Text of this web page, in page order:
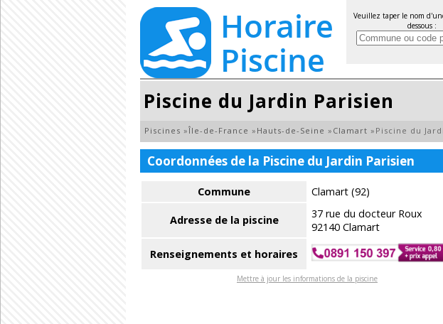
Veuillez taper le nom
dessous :
Piscine du Jardin Parisien
Piscines »Île-de-France » Hauts-de-Seine » Clamart » Piscine du
Coordonnées de la Piscine du Jardin Parisien
Commune Clamart (92)
Adresse de la piscine
37 rue du docteur Roux
92140 Clamart
Renseignements et horaires
Mettre à jour les informations de la piscine